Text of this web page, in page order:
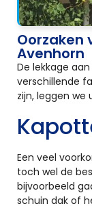
Oorzaken
Avenhorn
De lekkage
verschillende
zijn, leggen we
Een veel
toch wel de
bijvoorbeeld
schuin dak of